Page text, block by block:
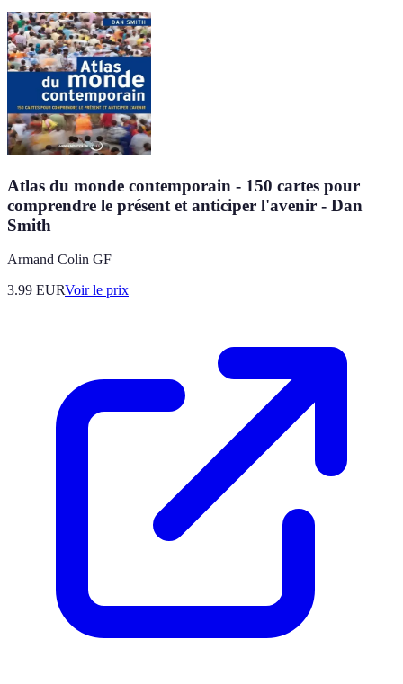
Atlas du monde contemporain - 150 cartes pour
comprendre le présent et anticiper l'avenir - Dan
Smith
Armand Colin GF
3.99 EURVoir le prix